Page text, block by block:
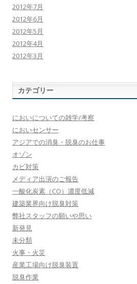
2012年7月
2012年6月
2012年5月
2012年4月
2012年3月
カテゴリー
においについての雑学/考察
においセンサー
アジアでの消臭・脱臭のお仕事
オゾン
カビ対策
メディア出演のご報告
一酸化炭素（CO）濃度低減
建築業界向け脱臭対策
弊社スタッフの願いや思い
新発見
未分類
火事・火災
産業工場向け脱臭装置
脱臭作業